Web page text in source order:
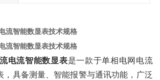
流智能数显表技术规格
流智能数显表技术规格
电流智能数显表‌是一款于单相电网电流
，具备测量、智能报警与通讯功能，广泛